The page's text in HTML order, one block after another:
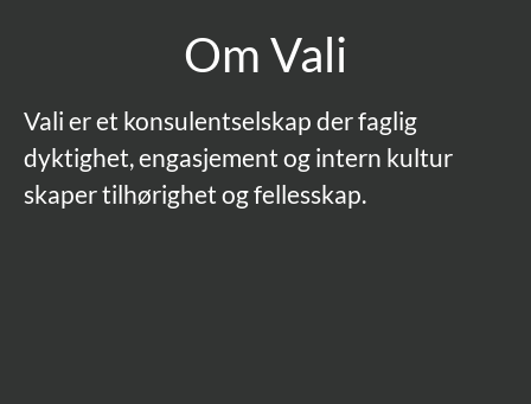
Om Vali
Vali er et konsulentselskap der faglig
dyktighet, engasjement og intern kultur
skaper tilhørighet og fellesskap.